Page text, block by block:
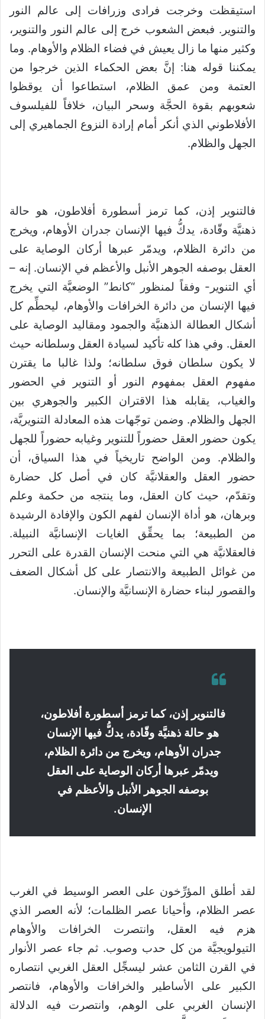
استيقظت وخرجت فرادى وزرافات إلى عالم النور
والتنوير. فبعض الشعوب خرج إلى عالم النور والتنوير،
وكثير منها ما زال يعيش في فضاء الظلام والأوهام. وما
يمكننا قوله هنا: إنَّ بعض الحكماء الذين خرجوا من
العتمة ومن عمق الظلام، استطاعوا أن يوقظوا
شعوبهم بقوة الحجَّة وسحر البيان، خلافاً للفيلسوف
الأفلاطوني الذي أنكر أمام إرادة النزوع الجماهيري إلى
الجهل والظلام.
فالتنوير إذن، كما ترمز أسطورة أفلاطون، هو حالة
ذهنيَّة وقّادة، يدكُّ فيها الإنسان جدران الأوهام، ويخرج
من دائرة الظلام، ويدمّر عبرها أركان الوصاية على
العقل بوصفه الجوهر الأنبل والأعظم في الإنسان. إنه –
أي التنوير- وفقاً لمنظور “كانط” الوضعيَّة التي يخرج
فيها الإنسان من دائرة الخرافات والأوهام، ليحطِّم كل
أشكال العطالة الذهنيَّة والجمود ومقاليد الوصاية على
العقل. وفي هذا كله تأكيد لسيادة العقل وسلطانه حيث
لا يكون سلطان فوق سلطانه؛ ولذا غالبا ما يقترن
مفهوم العقل بمفهوم النور أو التنوير في الحضور
والغياب، يقابله هذا الاقتران الكبير والجوهري بين
الجهل والظلام. وضمن توجّهات هذه المعادلة التنويريَّة،
يكون حضور العقل حضوراً للتنوير وغيابه حضوراً للجهل
والظلام. ومن الواضح تاريخياً في هذا السياق، أن
حضور العقل والعقلانيَّة كان في أصل كل حضارة
وتقدّم، حيث كان العقل، وما ينتجه من حكمة وعلم
وبرهان، هو أداة الإنسان لفهم الكون والإفادة الرشيدة
من الطبيعة؛ بما يحقِّق الغايات الإنسانيَّة النبيلة.
فالعقلانيَّة هي التي منحت الإنسان القدرة على التحرر
من غوائل الطبيعة والانتصار على كل أشكال الضعف
والقصور لبناء حضارة الإنسانيَّة والإنسان.
فالتنوير إذن، كما ترمز أسطورة أفلاطون،
هو حالة ذهنيَّة وقّادة، يدكُّ فيها الإنسان
جدران الأوهام، ويخرج من دائرة الظلام،
ويدمّر عبرها أركان الوصاية على العقل
بوصفه الجوهر الأنبل والأعظم في
الإنسان.
لقد أطلق المؤرِّخون على العصر الوسيط في الغرب
عصر الظلام، وأحيانا عصر الظلمات؛ لأنه العصر الذي
هزم فيه العقل، وانتصرت الخرافات والأوهام
التيولويجيَّة من كل حدب وصوب. ثم جاء عصر الأنوار
في القرن الثامن عشر ليسجِّل العقل الغربي انتصاره
الكبير على الأساطير والخرافات والأوهام، فانتصر
الإنسان الغربي على الوهم، وانتصرت فيه الدلالة